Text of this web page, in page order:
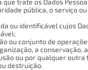
trate os Dados
pública, o serviço
ou identificável cujos
ou conjunto de
a
ou por qualquer
destruição.